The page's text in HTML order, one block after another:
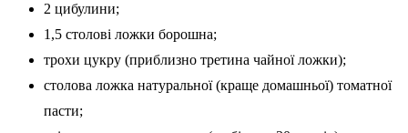
2 цибулини;
1,5 столові ложки борошна;
трохи цукру (приблизно третина чайної ложки);
столова ложка натуральної (краще домашньої) томатної
пасти;